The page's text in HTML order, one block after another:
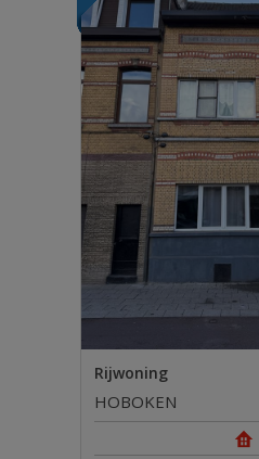
Rijwoning
HOBOKEN